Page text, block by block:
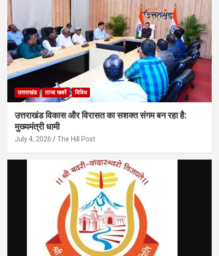
उत्तराखंड ताजा खबरें विविध
उत्तराखंड विकास और विरासत का सशक्त संगम बन रहा है:
मुख्यमंत्री धामी
July 4, 2026 The Hill Post